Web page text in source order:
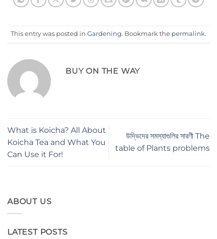
This entry was posted in Gardening. Bookmark the permalink.
BUY ON THE WAY
What is Koicha? All About
Koicha Tea and What You
Can Use it For!
উদ্ভিদের সমস্যাগুলির সারণী The
table of Plants problems
ABOUT US
LATEST POSTS